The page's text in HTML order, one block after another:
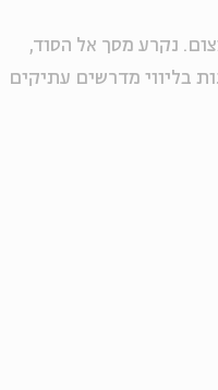
נקרע מסך אל הסוד,
בליווי מדרשים עתיקים